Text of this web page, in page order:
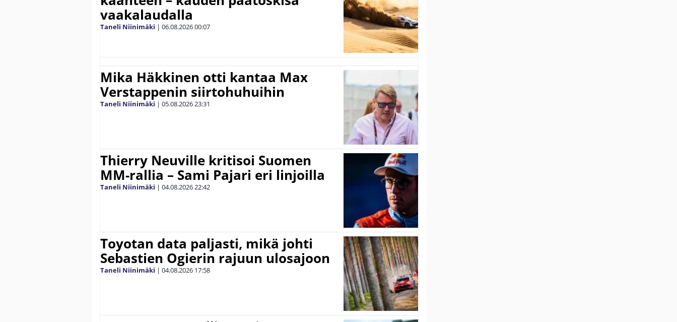
vaakalaudalla
Taneli Niinimäki | 06.08.202600:07
Mika Häkkinen otti kantaa Max
Verstappenin siirtohuhuihin
Taneli Niinimäki | 05.08.202623:31
Thierry Neuville kritisoi Suomen
MM-rallia – Sami Pajari eri linjoilla
Taneli Niinimäki | 04.08.202622:42
Toyotan data paljasti, mikä johti
Sebastien Ogierin rajuun ulosajoon
Taneli Niinimäki | 04.08.2026 17:58